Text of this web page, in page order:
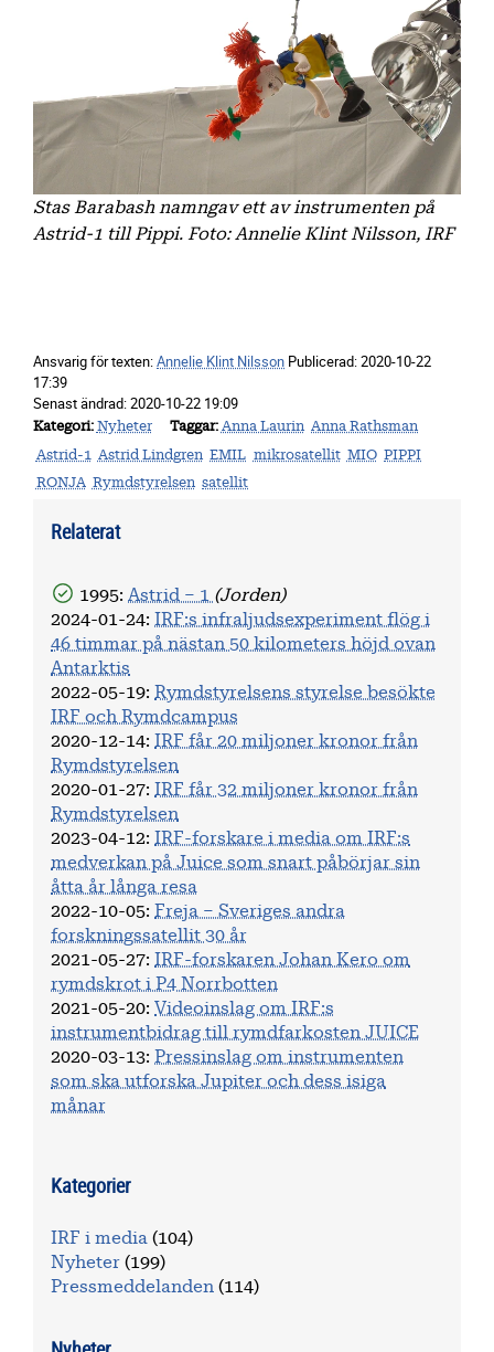
Stas Barabash namngav ett av instrumenten på
Astrid-1 till Pippi. Foto: Annelie Klint Nilsson, IRF
Ansvarig för texten:Annelie Klint Nilsson Publicerad:2020-10-22
17:39
Senast ändrad:2020-10-22 19:09
Kategori Nyheter Taggar Anna Laurin Anna Rathsman
Astrid-1 Astrid Lindgren EMIL mikrosatellit MIO PIPPI
RONJA Rymdstyrelsen satellit
Relaterat
1995: Astrid – 1 (Jorden)
2024-01-24: IRF:s infraljudsexperiment flög i
46 timmar på nästan 50 kilometers höjd ovan
Antarktis
2022-05-19: Rymdstyrelsens styrelse besökte
IRF och Rymdcampus
2020-12-14: IRF får 20 miljoner kronor från
Rymdstyrelsen
2020-01-27: IRF får 32 miljoner kronor från
Rymdstyrelsen
2023-04-12: IRF-forskare i media om IRF:s
medverkan på Juice som snart påbörjar sin
åtta år långa resa
2022-10-05: Freja – Sveriges andra
forskningssatellit 30 år
2021-05-27: IRF-forskaren Johan Kero om
rymdskrot i P4 Norrbotten
2021-05-20: Videoinslag om IRF:s
instrumentbidrag till rymdfarkosten JUICE
2020-03-13: Pressinslag om instrumenten
som ska utforska Jupiter och dess isiga
månar
Kategorier
IRF i media (104)
Nyheter (199)
Pressmeddelanden (114)